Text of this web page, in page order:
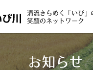
清流きらめく「いび」
笑顔のネットワーク
お知らせ